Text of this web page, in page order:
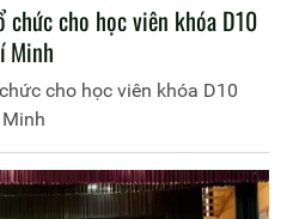
chức cho học viên khóa D10
Minh
cho học viên khóa D10